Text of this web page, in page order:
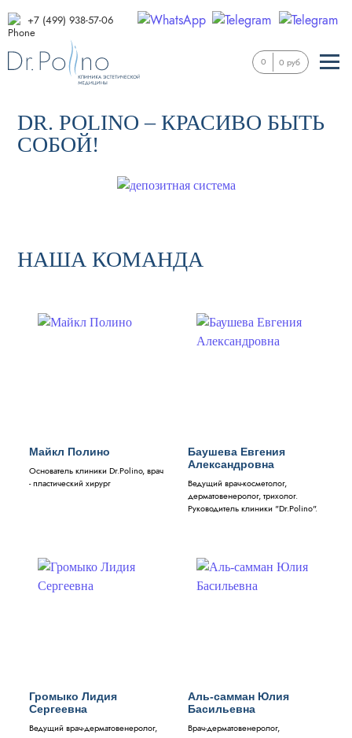
+7 (499) 938-57-06
0 0 руб
DR. POLINO – КРАСИВО БЫТЬ
СОБОЙ!
НАША КОМАНДА
Майкл Полино
Основатель клиники Dr.Polino, врач
- пластический хирург
Баушева Евгения
Александровна
Ведущий врач-косметолог,
дерматовенеролог, трихолог.
Руководитель клиники "Dr.Polino".
Громыко Лидия
Сергеевна
Ведущий врач-дерматовенеролог,
Аль-самман Юлия
Басильевна
Врач-дерматовенеролог,